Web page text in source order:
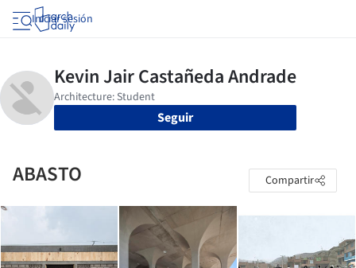
Iniciar sesión
Seguir
ABASTO Compartir